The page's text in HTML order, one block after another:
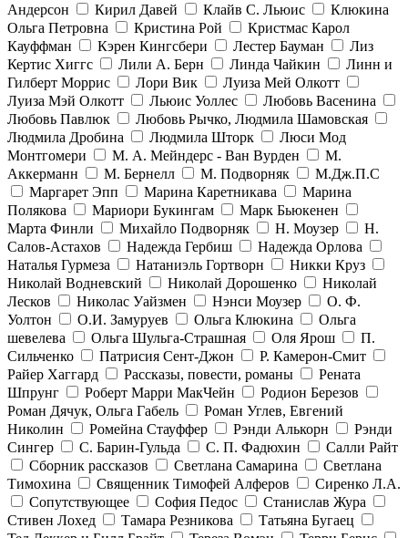
Андерсон
Кирил Давей Клайв С. Льюис
Клюкина
Ольга Петровна
Кристина Рой
Кристмас Карол
Кауффман
Кэрен Кингсбери Лестер Бауман
Лиз
Кертис Хиггс
Лили А. Берн Линда Чайкин
Линн и
Гилберт Моррис
Лори Вик
Луиза Мей Олкотт
Луиза Мэй Олкотт
Льюис Уоллес
Любовь Васенина
Любовь Павлюк
Любовь Рычко, Людмила Шамовская
Людмила Дробина
Людмила Шторк
Люси Мод
Монтгомери
М. А. Мейндерс - Ван Вурден
М.
Аккерманн
М. Бернелл М. Подворняк
М.Дж.П.С
Маргарет Эпп
Марина Каретникава
Марина
Полякова
Мариори Букингам
Марк Бьюкенен
Марта Финли
Михайло Подворняк Н. Моузер
Н.
Салов-Астахов
Надежда Гербиш
Надежда Орлова
Наталья Гурмеза
Натаниэль Гортворн
Никки Круз
Николай Водневский
Николай Дорошенко
Николай
Лесков
Николас Уайзмен Нэнси Моузер
О. Ф.
Уолтон
О.И. Замуруев Ольга Клюкина
Ольга
шевелева
Ольга Шульга-Страшная Оля Ярош
П.
Сильченко
Патрисия Сент-Джон
Р. Камерон-Смит
Райер Хаггард
Рассказы, повести, романы
Рената
Шпрунг
Роберт Марри МакЧейн
Родион Березов
Роман Дячук, Ольга Габель
Роман Углев, Евгений
Николин
Ромейна Стауффер Рэнди Алькорн
Рэнди
Сингер
С. Барин-Гульда С. П. Фадюхин
Салли Райт
Сборник рассказов
Светлана Самарина
Светлана
Тимохина
Священник Тимофей Алферов
Сиренко Л.А.
Сопутствующее
София Педос
Станислав Жура
Стивен Лохед
Тамара Резникова
Татьяна Бугаец